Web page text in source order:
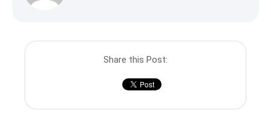
Share this Post: